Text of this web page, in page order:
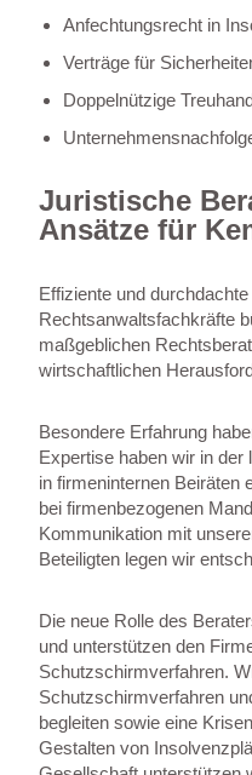
Anfechtungsrecht in
Verträge für
Doppelnützige
Juristische
Ansätze für
Effiziente und
Rechtsanwaltsfachkräfte
maßgeblichen
wirtschaftlichen
Besondere Erfahrung
Expertise haben wir in der
in firmeninternen Beiräten
bei firmenbezogenen
Kommunikation mit
Beteiligten legen wir
Die neue Rolle des
und unterstützen den
Schutzschirmverfahren.
Schutzschirmverfahren
begleiten sowie eine
Gestalten von